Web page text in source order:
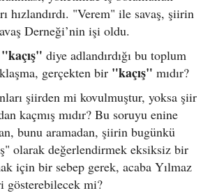
hızlandırdı. "Verem" ile savaş, şiirin
Derneği’nin işi oldu.
"kaçış" diye adlandırdığı bu toplum
gerçekten bir "kaçış" mıdır?
şiirden mi kovulmuştur, yoksa şiir
kaçmış mıdır? Bu soruyu enine
bunu aramadan, şiirin bugünkü
olarak değerlendirmek eksiksiz bir
için bir sebep gerek, acaba Yılmaz
gösterebilecek mi?